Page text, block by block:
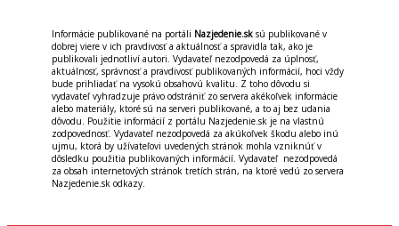
Informácie publikované na portáli Nazjedenie.sk sú publikované v
dobrej viere v ich pravdivosť a aktuálnosť a spravidla tak, ako je
publikovali jednotliví autori. Vydavateľ nezodpovedá za úplnosť,
aktuálnosť, správnosť a pravdivosť publikovaných informácií, hoci vždy
bude prihliadať na vysokú obsahovú kvalitu. Z toho dôvodu si
vydavateľ vyhradzuje právo odstrániť zo servera akékoľvek informácie
alebo materiály, ktoré sú na serveri publikované, a to aj bez udania
dôvodu. Použitie informácií z portálu Nazjedenie.sk je na vlastnú
zodpovednosť. Vydavateľ nezodpovedá za akúkoľvek škodu alebo inú
ujmu, ktorá by užívateľovi uvedených stránok mohla vzniknúť v
dôsledku použitia publikovaných informácií. Vydavateľ nezodpovedá
za obsah internetových stránok tretích strán, na ktoré vedú zo servera
Nazjedenie.sk odkazy.